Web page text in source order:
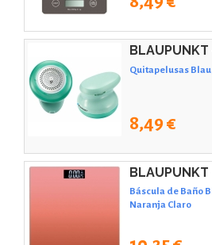
Quitapelusas
8,49 €
Báscula de Baño
Naranja Claro